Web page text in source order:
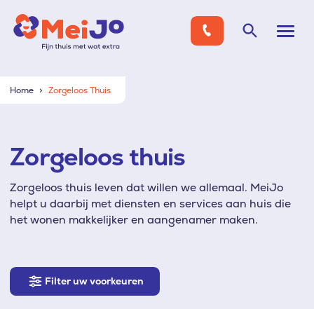
Home Zorgeloos Thuis
Zorgeloos thuis
Zorgeloos thuis leven dat willen we allemaal. MeiJo
helpt u daarbij met diensten en services aan huis die
het wonen makkelijker en aangenamer maken.
Filter
uw
Filter uw voorkeuren